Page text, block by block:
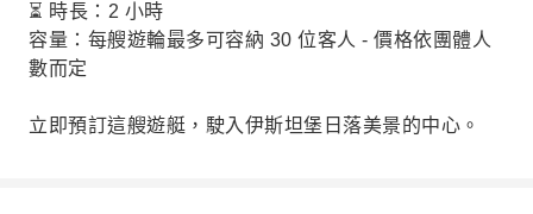
⏳ 時長：2 小時
容量：每艘遊輪最多可容納 30 位客人 - 價格依團體人
數而定
立即預訂這艘遊艇，駛入伊斯坦堡日落美景的中心。